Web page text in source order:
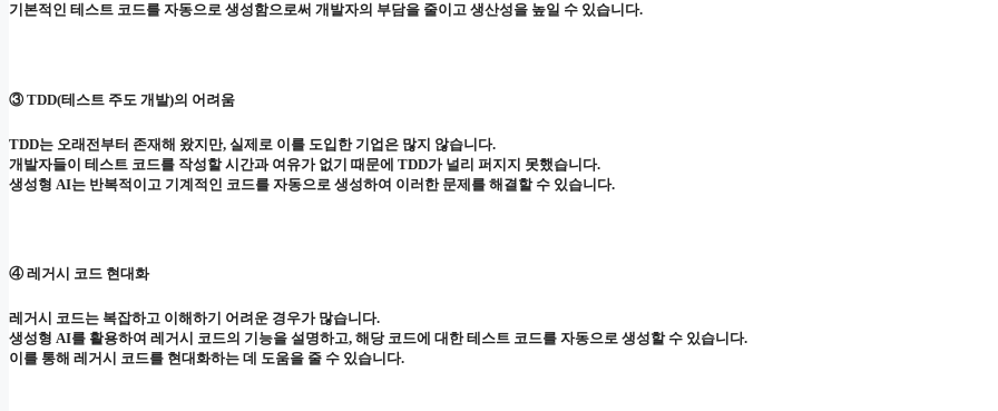
기본적인 테스트 코드를 자동으로 생성함으로써 개발자의 부담을 줄이고 생산성을 높일 수 있습니다.
③ TDD(테스트 주도 개발)의 어려움
TDD는 오래전부터 존재해 왔지만, 실제로 이를 도입한 기업은 많지 않습니다.
개발자들이 테스트 코드를 작성할 시간과 여유가 없기 때문에 TDD가 널리 퍼지지 못했습니다.
생성형 AI는 반복적이고 기계적인 코드를 자동으로 생성하여 이러한 문제를 해결할 수 있습니다.
④ 레거시 코드 현대화
레거시 코드는 복잡하고 이해하기 어려운 경우가 많습니다.
생성형 AI를 활용하여 레거시 코드의 기능을 설명하고, 해당 코드에 대한 테스트 코드를 자동으로 생성할 수 있습니다.
이를 통해 레거시 코드를 현대화하는 데 도움을 줄 수 있습니다.